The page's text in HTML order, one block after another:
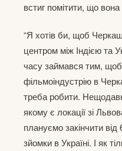
встиг помітити, що
“Я хотів би, щоб
центром між Індією та
часу займався тим, щоб
фільмоіндустрію в
треба робити.
якому є локації зі
плануємо закінчити
зйомки в Україні. І як